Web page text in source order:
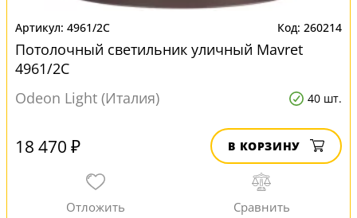
4961/2C 260214
Потолочный светильник уличный Mavret
4961/2C
Odeon Light (Италия)
40 шт.
18 470 ₽ В КОРЗИНУ